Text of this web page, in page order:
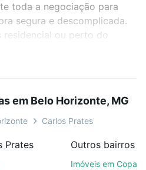
toda a negociação para
segura e descomplicada.
residencial ou perto do
venda em rua passos -
MG para conquistar
sem compromisso e você
46 mil corretores e
em Belo Horizonte, MG
Carlos Prates
Prates
Imóveis em